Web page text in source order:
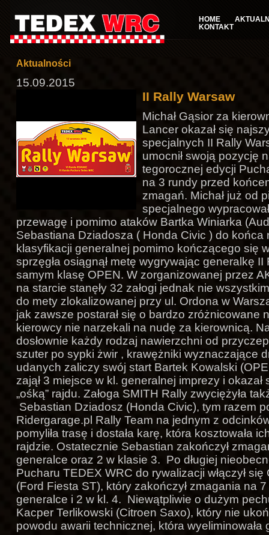
HOME
KONTAKT
Aktualności
15.09.2015
II Rally Warsaw
Michał Gąsior za
Lancer okazał się
specjalnych II Rally
umocnił swoją pozycję
tegorocznej edycji
na 3 rundy przed
zmagań. Michał już od
specjalnego
przewagę i pomimo ataków Bartka Winiarka
Sebastiana Dziadosza ( Honda Civic ) do końca
klasyfikacji generalnej pomimo kończącego się
sprzęgła osiągnął metę wygrywając generalkę
samym klasę OPEN. W zorganizowanej przez
na starcie stanęły 32 załogi jednak nie
do mety zlokalizowanej przy ul. Ordona w
jak zawsze postarał się o bardzo zróżnicowane
kierowcy nie narzekali na nudę za kierownicą.
dosłownie każdy rodzaj nawierzchni od
szuter po sypki żwir , krawężniki wyznaczające
udanych zaliczy swój start Bartek Kowalski
zajął 3 miejsce w kl. generalnej imprezy i
„ośką” rajdu. Załoga SMITH Rally zwyciężyła
Sebastian Dziadosz (Honda Civic), tym razem
Ridergarage.pl Rally Team na jednym z
pomyliła trasę i dostała karę, która kosztowała
rajdzie. Ostatecznie Sebastian zakończył
generalce oraz 2 w klasie 3. Po długiej
Pucharu TEDEX WRC do rywalizacji włączył się
(Ford Fiesta ST), który zakończył zmagania na
generalce i 2 w kl. 4. Niewątpliwie o dużym
Kacper Terlikowski (Citroen Saxo), który nie
powodu awarii technicznej, która wyeliminowała